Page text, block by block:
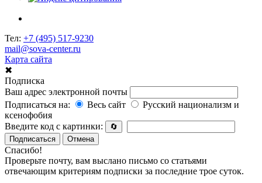
Тел: +7 (495) 517-9230
mail@sova-center.ru
Карта сайта
✖
Подписка
Ваш адрес электронной почты
Подписаться на:
Весь сайт
Русский национализм и
ксенофобия
Введите код с картинки:
🔄
Подписаться
Отмена
Спасибо!
Проверьте почту, вам выслано письмо со статьями
отвечающим критериям подписки за последние трое суток.